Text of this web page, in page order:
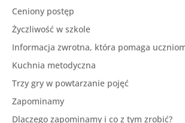
Ceniony postęp
Życzliwość w szkole
Informacja zwrotna, która pomaga
Kuchnia metodyczna
Trzy gry w powtarzanie pojęć
Zapominamy
Dlaczego zapominamy i co z tym zrobić?